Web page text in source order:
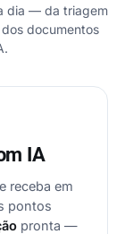
dia — da triagem
documentos
IA
receba em
pontos
pronta —